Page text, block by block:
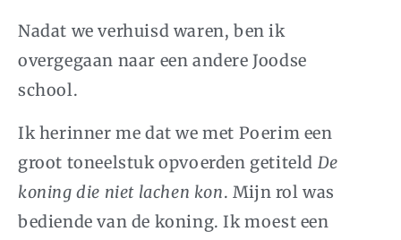
Nadat we verhuisd waren, ben ik
overgegaan naar een andere Joodse
school.
Ik herinner me dat we met Poerim een
groot toneelstuk opvoerden getiteld De
koning die niet lachen kon. Mijn rol was
bediende van de koning. Ik moest een